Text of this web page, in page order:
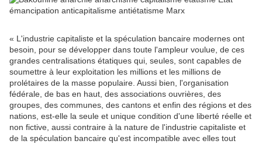
« L'industrie capitaliste et la spéculation bancaire modernes ont
besoin, pour se développer dans toute l'ampleur voulue, de ces
grandes centralisations étatiques qui, seules, sont capables de
soumettre à leur exploitation les millions et les millions de
prolétaires de la masse populaire. Aussi bien, l'organisation
fédérale, de bas en haut, des associations ouvrières, des
groupes, des communes, des cantons et enfin des régions et des
nations, est-elle la seule et unique condition d'une liberté réelle et
non fictive, aussi contraire à la nature de l'industrie capitaliste et
de la spéculation bancaire qu'est incompatible avec elles tout